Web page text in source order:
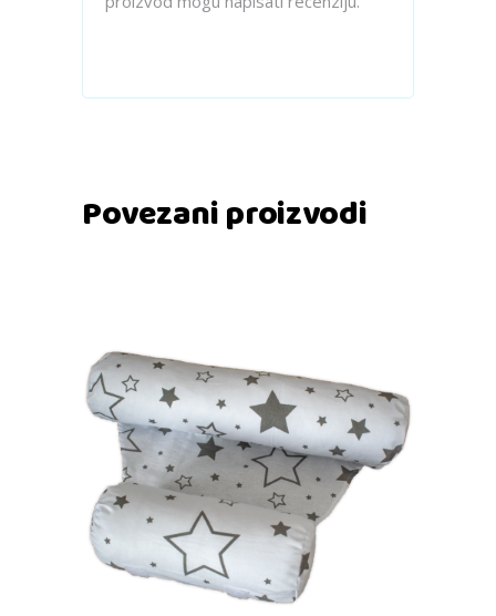
Povezani proizvodi
Dodaj u košaricu